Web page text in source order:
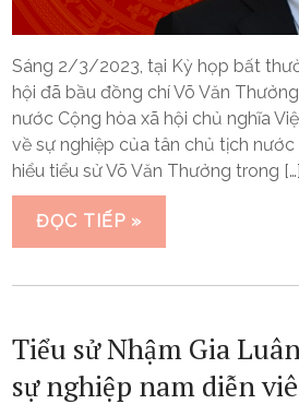
Sáng 2/3/2023, tại Kỳ họp bất
hội đã bầu đồng chí Võ Văn
nước Cộng hòa xã hội chủ nghĩa
về sự nghiệp của tân chủ tịch
hiểu tiểu sử Võ Văn Thưởng trong […]
ĐỌC TIẾP »
Tiểu sử Nhậm Gia
sự nghiệp nam diễn